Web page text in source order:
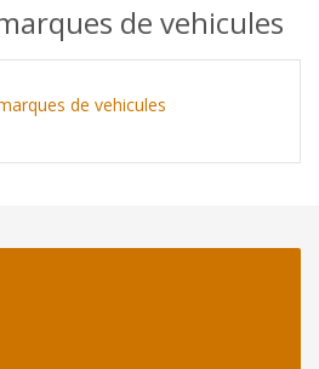
de vehicules
de vehicules